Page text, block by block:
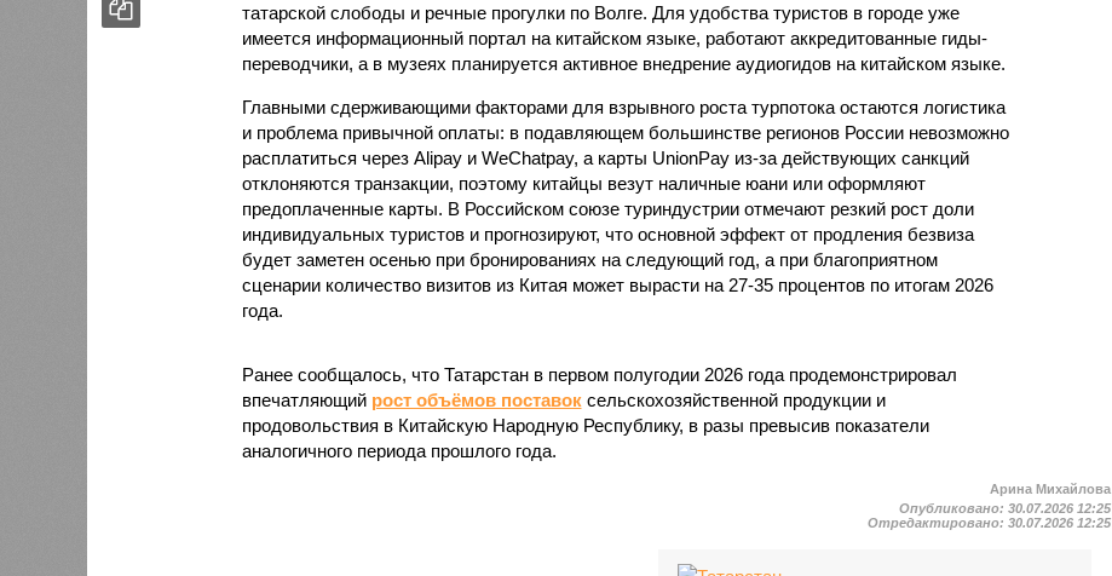
татарской слободы и речные прогулки по Волге. Для удобства туристов в городе уже
имеется информационный портал на китайском языке, работают аккредитованные гиды-
переводчики, а в музеях планируется активное внедрение аудиогидов на китайском языке.
Главными сдерживающими факторами для взрывного роста турпотока остаются логистика
и проблема привычной оплаты: в подавляющем большинстве регионов России невозможно
расплатиться через Alipay и WeChatpay, а карты UnionPay из-за действующих санкций
отклоняются транзакции, поэтому китайцы везут наличные юани или оформляют
предоплаченные карты. В Российском союзе туриндустрии отмечают резкий рост доли
индивидуальных туристов и прогнозируют, что основной эффект от продления безвиза
будет заметен осенью при бронированиях на следующий год, а при благоприятном
сценарии количество визитов из Китая может вырасти на 27-35 процентов по итогам 2026
года.
Ранее сообщалось, что Татарстан в первом полугодии 2026 года продемонстрировал
впечатляющий рост объёмов поставоксельскохозяйственной продукции и
продовольствия в Китайскую Народную Республику, в разы превысив показатели
аналогичного периода прошлого года.
Арина Михайлова
Опубликовано:30.07.2026 12:25
Отредактировано:30.07.2026 12:25